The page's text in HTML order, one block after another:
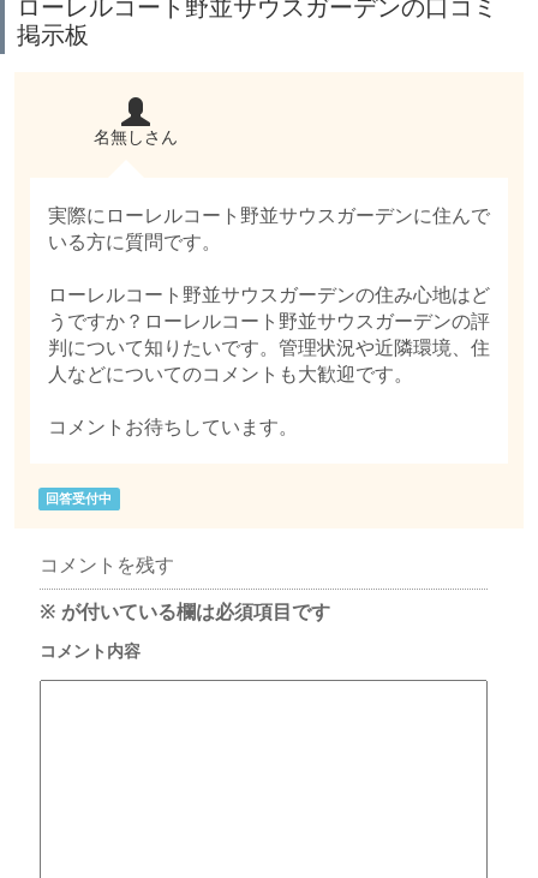
ローレルコート野並サウスガーデンの口コミ
掲示板
名無しさん
実際にローレルコート野並サウスガーデンに住んで
いる方に質問です。
ローレルコート野並サウスガーデンの住み心地はど
うですか？ローレルコート野並サウスガーデンの評
判について知りたいです。管理状況や近隣環境、住
人などについてのコメントも大歓迎です。
コメントお待ちしています。
回答受付中
コメントを残す
※ が付いている欄は必須項目です